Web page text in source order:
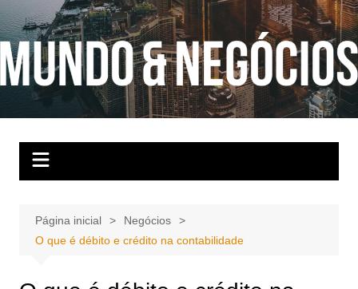
para
conteúdo
Página inicial
Negócios
O que é débito e crédito na contabilidade